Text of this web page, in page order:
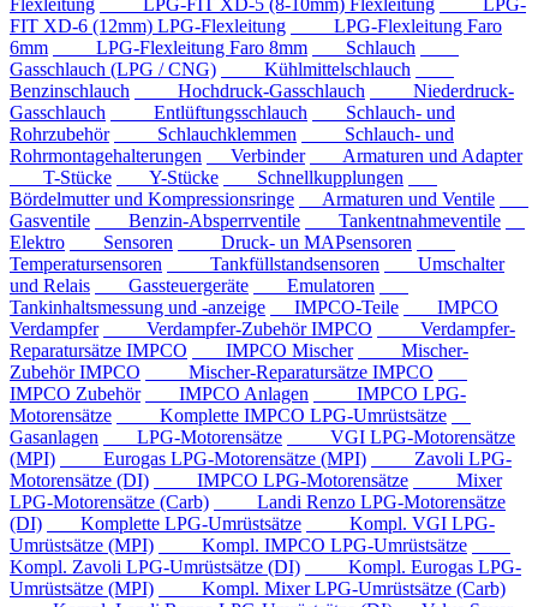
Flexleitung
LPG-FIT XD-5 (8-10mm) Flexleitung
LPG-
FIT XD-6 (12mm) LPG-Flexleitung
LPG-Flexleitung Faro
6mm
LPG-Flexleitung Faro 8mm
Schlauch
Gasschlauch (LPG / CNG)
Kühlmittelschlauch
Benzinschlauch
Hochdruck-Gasschlauch
Niederdruck-
Gasschlauch
Entlüftungsschlauch
Schlauch- und
Rohrzubehör
Schlauchklemmen
Schlauch- und
Rohrmontagehalterungen
Verbinder
Armaturen und Adapter
T-Stücke
Y-Stücke
Schnellkupplungen
Bördelmutter und Kompressionsringe
Armaturen und Ventile
Gasventile
Benzin-Absperrventile
Tankentnahmeventile
Elektro
Sensoren
Druck- un MAPsensoren
Temperatursensoren
Tankfüllstandsensoren
Umschalter
und Relais
Gassteuergeräte
Emulatoren
Tankinhaltsmessung und -anzeige
IMPCO-Teile
IMPCO
Verdampfer
Verdampfer-Zubehör IMPCO
Verdampfer-
Reparatursätze IMPCO
IMPCO Mischer
Mischer-
Zubehör IMPCO
Mischer-Reparatursätze IMPCO
IMPCO Zubehör
IMPCO Anlagen
IMPCO LPG-
Motorensätze
Komplette IMPCO LPG-Umrüstsätze
Gasanlagen
LPG-Motorensätze
VGI LPG-Motorensätze
(MPI)
Eurogas LPG-Motorensätze (MPI)
Zavoli LPG-
Motorensätze (DI)
IMPCO LPG-Motorensätze
Mixer
LPG-Motorensätze (Carb)
Landi Renzo LPG-Motorensätze
(DI)
Komplette LPG-Umrüstsätze
Kompl. VGI LPG-
Umrüstsätze (MPI)
Kompl. IMPCO LPG-Umrüstsätze
Kompl. Zavoli LPG-Umrüstsätze (DI)
Kompl. Eurogas LPG-
Umrüstsätze (MPI)
Kompl. Mixer LPG-Umrüstsätze (Carb)